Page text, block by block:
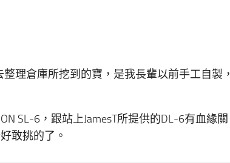
理倉庫所挖到的寶，是我長輩以前手工自製，
SL-6，跟站上JamesT所提供的DL-6有血緣關
敢挑的了。